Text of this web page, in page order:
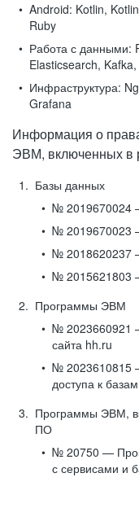
Android: Kotlin,
Ruby
Работа с данными:
Elasticsearch,
Инфраструктура:
Grafana
Информация о
ЭВМ, включенных в
Базы данных
№ 2019670024
№ 2019670023
№ 2018620237
№ 2015621803
Программы ЭВМ
№ 2023660921
сайта hh.ru
№ 2023610815
доступа к
Программы ЭВМ,
ПО
№ 20750 —
с сервисами и